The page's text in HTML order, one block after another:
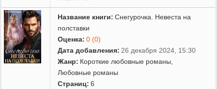
Название книги: Снегурочка. Невеста на
полставки
Оценка: 0 (0)
Дата добавления: 26 декабря 2024, 15:30
Жанр: Короткие любовные романы
Любовные романы
Страниц: 6